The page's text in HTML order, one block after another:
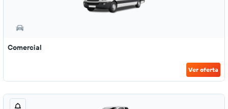
Comercial
Ver oferta